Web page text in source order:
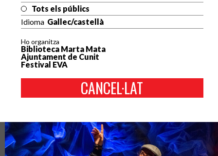
Tots els públics
Idioma Gallec/castellà
Ho organitza
Biblioteca Marta Mata
Ajuntament de Cunit
Festival EVA
CANCEL·LAT